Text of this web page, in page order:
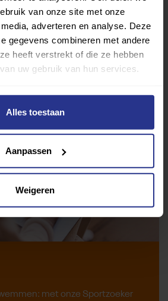
van onze site met onze
adverteren en analyse. Deze
gegevens combineren met andere
heeft verstrekt of die ze hebben
uw gebruik van hun services.
Alles toestaan
Aanpassen
Weigeren
met onze Sportzoeker